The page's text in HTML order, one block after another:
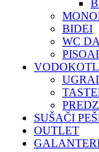
BIDEI
WC
SUŠAČI
OUTLET